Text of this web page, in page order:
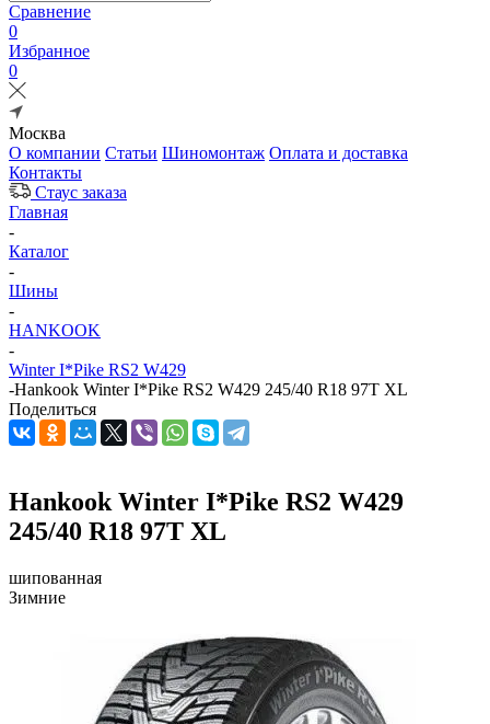
Сравнение
0
Избранное
0
Москва
О компании Статьи Шиномонтаж Оплата и доставка
Контакты
Стаус заказа
Главная
-
Каталог
-
Шины
-
HANKOOK
-
Winter I*Pike RS2 W429
-Hankook Winter I*Pike RS2 W429 245/40 R18 97T XL
Поделиться
Hankook Winter I*Pike RS2 W429
245/40 R18 97T XL
шипованная
Зимние